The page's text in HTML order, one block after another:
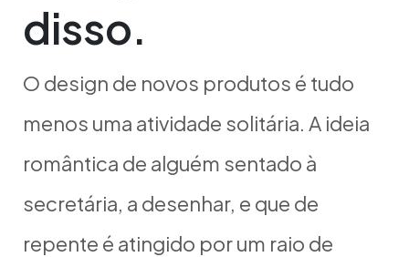
disso.
O design de novos produtos é tudo
menos uma atividade solitária. A ideia
romântica de alguém sentado à
secretária, a desenhar, e que de
repente é atingido por um raio de